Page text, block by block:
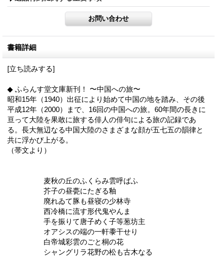
書籍詳細
[立ち読みする]
◆ ふらんす堂文庫新刊！ 〜中国への旅〜
昭和15年（1940）出征により始めて中国の地を踏み、その後
平成12年（2000）まで、16回の中国への旅。60年間の長きに
亘って大陸を果敢に旅する俳人の俳句による旅の記録であ
る。長大無辺なる中国大陸のさまざまな顔が五七五の韻律と
共に浮かび上がる。
（帯文より）
麦秋の丘のふくらみ雲呼ばふ
芥子の昼甍にたぎる釉
廃れゐて豚も昼寝の少林寺
西冷橋に流す形代鬼やんま
手を振りて唐子めく子等葱坊主
オアシスの端の一軒黍干せり
白帝城彩雲のごと桐の花
シャングリラ花野の松も古木なる